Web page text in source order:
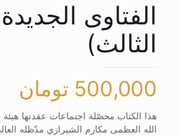
الفتاوی
الثالث)
500,000 تومان
هذا الکتاب محصّلة اجتماعات عقدتها هیئة
الله العظمی مکارم الشیرازي مدّظله